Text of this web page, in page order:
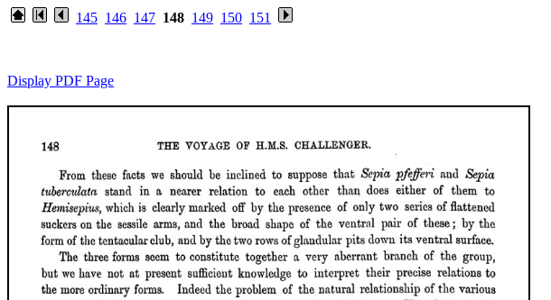
145 146 147 148 149 150 151
Display PDF Page